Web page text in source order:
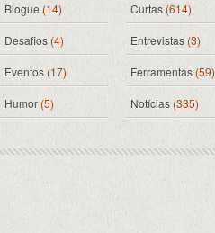
Blogue (14) Curtas (614)
Desafios (4) Entrevistas (3)
Eventos (17) Ferramentas (59)
Humor (5) Notícias(335)